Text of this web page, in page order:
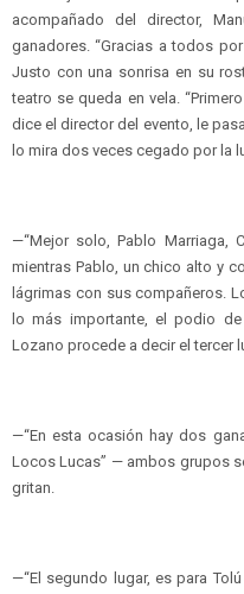
acompañado del director,
ganadores. “Gracias a todos
Justo con una sonrisa en su
teatro se queda en vela.
dice el director del evento, le
lo mira dos veces cegado por la
—“Mejor solo, Pablo Marriaga,
mientras Pablo, un chico alto y
lágrimas con sus compañeros.
lo más importante, el podio
Lozano procede a decir el tercer
—“En esta ocasión hay dos
Locos Lucas” — ambos grupos
gritan.
—“El segundo lugar, es para